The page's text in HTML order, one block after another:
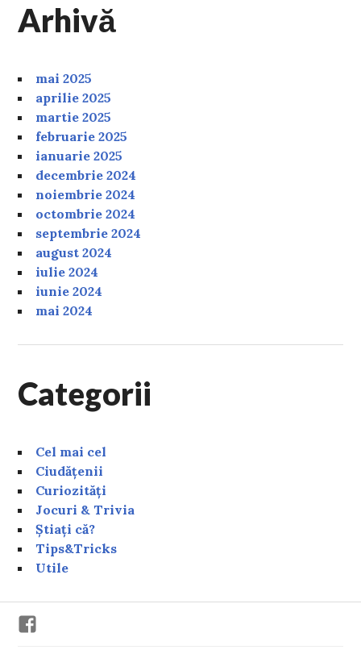
Arhivă
mai 2025
aprilie 2025
martie 2025
februarie 2025
ianuarie 2025
decembrie 2024
noiembrie 2024
octombrie 2024
septembrie 2024
august 2024
iulie 2024
iunie 2024
mai 2024
Categorii
Cel mai cel
Ciudățenii
Curiozități
Jocuri & Trivia
Știați că?
Tips&Tricks
Utile